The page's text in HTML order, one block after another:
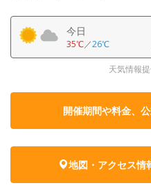
今日
35℃／26℃
天気情報
開催期間や料金、
地図・アクセス情